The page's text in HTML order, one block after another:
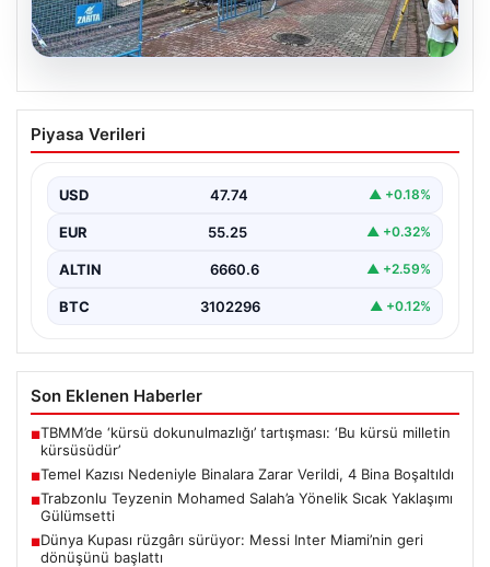
Temel Kazısı Nedeniyle Binalara Zarar
Verildi, 4 Bina Boşaltıldı
sırasında ciddi hasarlar oluştu ve bu durum
sonucunda…
Piyasa Verileri
USD 47.74 ▲ +0.18%
EUR 55.25 ▲ +0.32%
ALTIN 6660.6 ▲ +2.59%
BTC 3102296 ▲ +0.12%
Son Eklenen Haberler
■TBMM’de ‘kürsü dokunulmazlığı’ tartışması: ‘Bu kürsü milletin
kürsüsüdür’
■Temel Kazısı Nedeniyle Binalara Zarar Verildi, 4 Bina Boşaltıldı
■Trabzonlu Teyzenin Mohamed Salah’a Yönelik Sıcak Yaklaşımı
Gülümsetti
■Dünya Kupası rüzgârı sürüyor: Messi Inter Miami’nin geri
dönüşünü başlattı